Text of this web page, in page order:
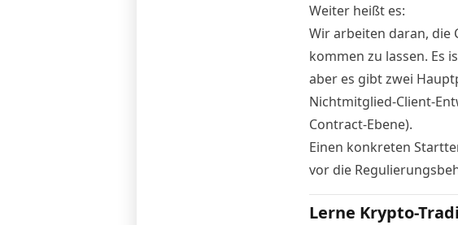
Weiter heißt es:
Wir arbeiten daran, die
kommen zu lassen. Es
aber es gibt zwei
Nichtmitglied-Client-
Contract-Ebene).
Einen konkreten
vor die
Lerne Krypto-